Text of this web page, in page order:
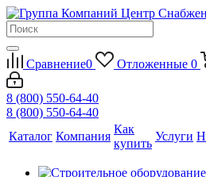
Сравнение0 Отложенные 0
8 (800) 550-64-40
8 (800) 550-64-40
Каталог Компания
Как
купить
Услуги